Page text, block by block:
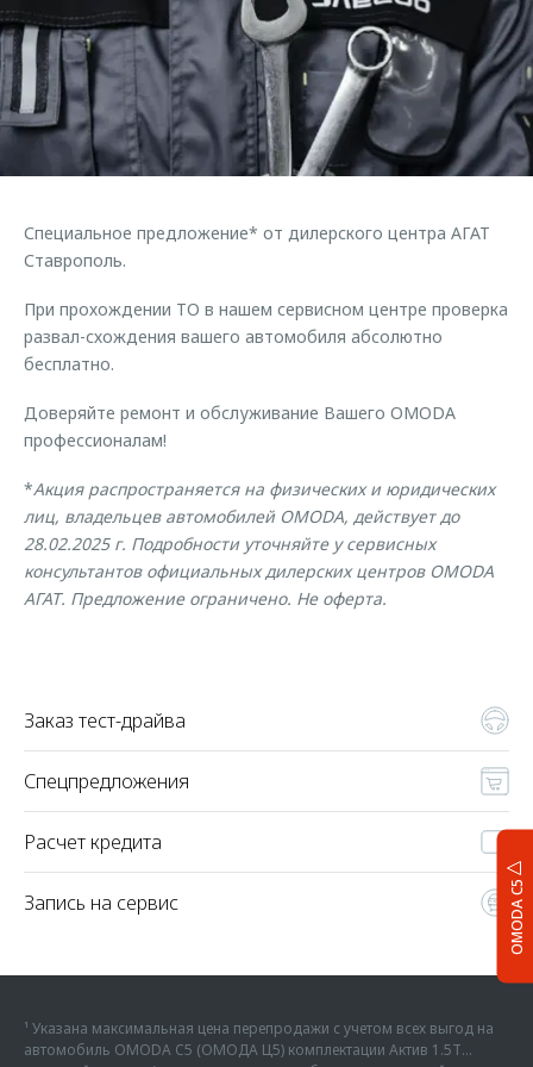
Страхование
Кредитный калькулятор
Аксессуары
Одежда и сувениры
Оригинальные аксессуары
Трейд-ин
Калькулятор трейд-ин
Дополнительная техническая поддержка
Руководства по эксплуатации
Клиентская поддержка
O&J Автоклуб
Клуб владельцев OMODA
Аксессуары
Одежда и сувениры
Оригинальные аксессуары
Обратная связь
OMODA C5
Специальное предложение* от дилерского центра АГАТ
Ставрополь.
При прохождении ТО в нашем сервисном центре проверка
развал-схождения вашего автомобиля абсолютно
бесплатно.
Доверяйте ремонт и обслуживание Вашего OMODA
профессионалам!
*Акция распространяется на физических и юридических
лиц, владельцев автомобилей OMODA, действует до
28.02.2025 г. Подробности уточняйте у сервисных
консультантов официальных дилерских центров OMODA
АГАТ. Предложение ограничено. Не оферта.
Заказ тест-драйва
Спецпредложения
Расчет кредита
Запись на сервис
¹ Указана максимальная цена перепродажи с учетом всех выгод на
автомобиль OMODA C5 (ОМОДА Ц5) комплектации Актив 1.5Т